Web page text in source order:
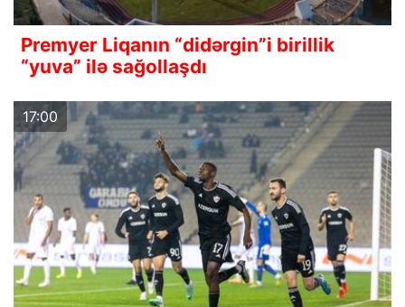
Premyer Liqanın “didərgin”i birillik
“yuva” ilə sağollaşdı
17:00